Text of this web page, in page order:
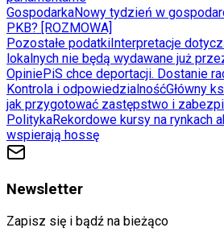
GospodarkaNowy tydzień w
PKB? [ROZMOWA]
Pozostałe podatki Interpretacje
lokalnych nie będą wydawane już
OpiniePiS chce deportacji. Dostanie
Kontrola i odpowiedzialnośćGłówny
jak przygotować zastępstwo i
PolitykaRekordowe kursy na rynkach
wspierają hossę
Newsletter
Zapisz się i bądź na bieżąco